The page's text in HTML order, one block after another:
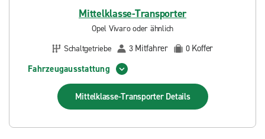
Mittelklasse-Transporter
Opel Vivaro oder ähnlich
Schaltgetriebe
3 Mitfahrer 0 Koffer
Fahrzeugausstattung
Mittelklasse-Transporter Details